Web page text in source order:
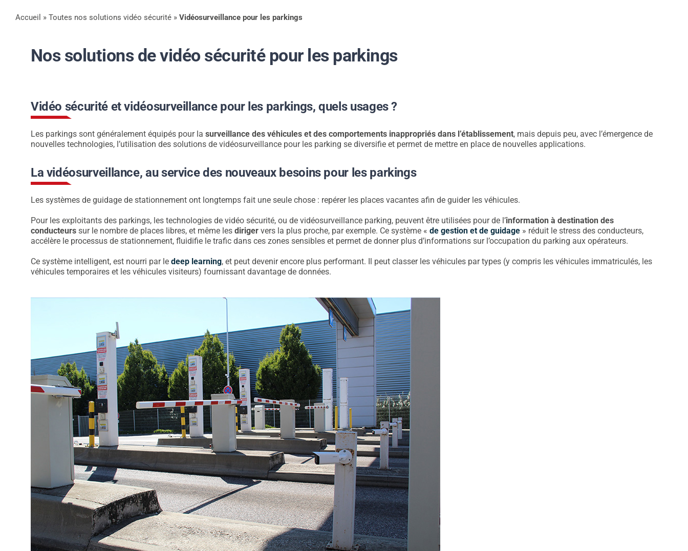
Accueil » Toutes nos solutions vidéo sécurité» Vidéosurveillance pour les parkings
Nos solutions de vidéo sécurité pour les parkings
Vidéo sécurité et vidéosurveillance pour les parkings, quels usages ?
Les parkings sont généralement équipés pour la surveillance des véhicules et des comportements inappropriés dans l’établissement, mais depuis peu, avec l’émergence de
nouvelles technologies, l’utilisation des solutions de vidéosurveillance pour les parking se diversifie et permet de mettre en place de nouvelles applications.
La vidéosurveillance, au service des nouveaux besoins pour les parkings
Les systèmes de guidage de stationnement ont longtemps fait une seule chose : repérer les places vacantes afin de guider les véhicules.
Pour les exploitants des parkings, les technologies de vidéo sécurité, ou de vidéosurveillance parking, peuvent être utilisées pour de l’information à destination des
conducteurssur le nombre de places libres, et même les dirigervers la plus proche, par exemple. Ce système « de gestion et de guidage » réduit le stress des conducteurs,
accélère le processus de stationnement, fluidifie le trafic dans ces zones sensibles et permet de donner plus d’informations sur l’occupation du parking aux opérateurs.
Ce système intelligent, est nourri par le deep learning, et peut devenir encore plus performant. Il peut classer les véhicules par types (y compris les véhicules immatriculés, les
véhicules temporaires et les véhicules visiteurs) fournissant davantage de données.
Support
Envoyez nous un email
recontacterons